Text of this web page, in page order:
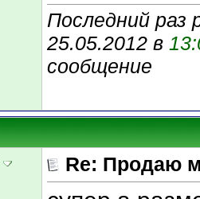
Последний раз
25.05.2012 в
сообщение
Re: Продаю